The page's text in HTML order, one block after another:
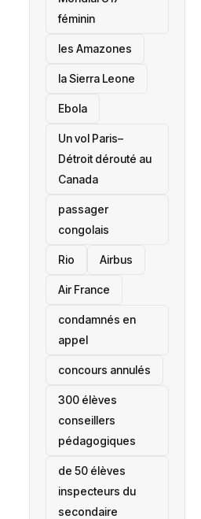
féminin
les Amazones
la Sierra Leone
‎Ebola
Un vol Paris–
Détroit dérouté au
Canada
passager
congolais
Rio Airbus
Air France
condamnés en
appel
concours annulés
300 élèves
conseillers
pédagogiques
de 50 élèves
inspecteurs du
secondaire